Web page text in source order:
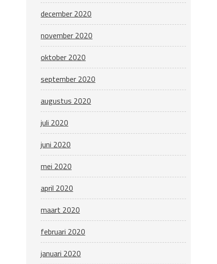
december 2020
november 2020
oktober 2020
september 2020
augustus 2020
juli 2020
juni 2020
mei 2020
april 2020
maart 2020
februari 2020
januari 2020